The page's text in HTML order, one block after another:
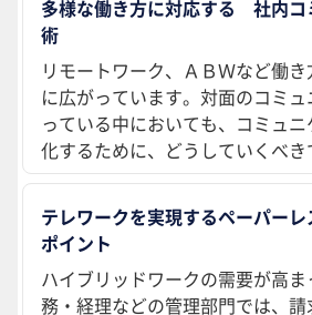
多様な働き方に対応する 社内コ
術
リモートワーク、ＡＢＷなど働
に広がっています。対面のコミ
っている中においても、コミュ
化するために、どうしていくべき
テレワークを実現するペーパー
ポイント
ハイブリッドワークの需要が高
務・経理などの管理部門では、